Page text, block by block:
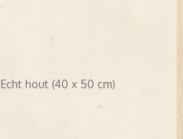
Echt hout (40 x 50 cm)